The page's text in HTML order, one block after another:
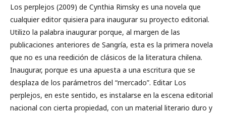
Los perplejos (2009) de Cynthia Rimsky es una novela que
cualquier editor quisiera para inaugurar su proyecto editorial.
Utilizo la palabra inaugurar porque, al margen de las
publicaciones anteriores de Sangría, esta es la primera novela
que no es una reedición de clásicos de la literatura chilena.
Inaugurar, porque es una apuesta a una escritura que se
desplaza de los parámetros del “mercado”. Editar Los
perplejos, en este sentido, es instalarse en la escena editorial
nacional con cierta propiedad, con un material literario duro y